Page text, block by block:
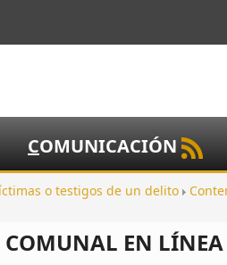
COMUNICACIÓN
o testigos de un delito
COMUNAL EN LÍNEA